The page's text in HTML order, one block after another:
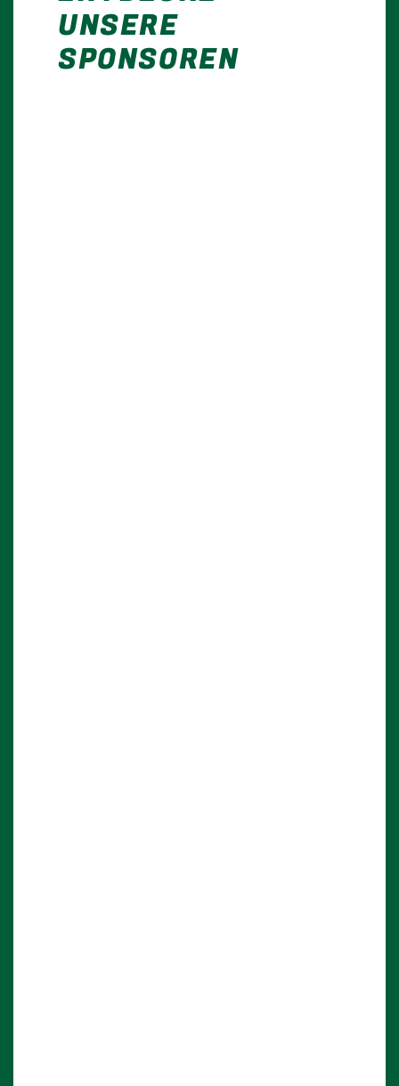
UNSERE
SPONSOREN